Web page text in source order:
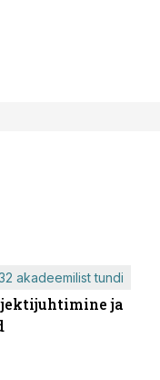
ja
akadeemilist tundi